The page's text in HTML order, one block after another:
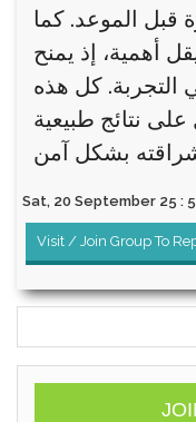
قبل الموعد. كما
أهمية، إذ يمنح
التجربة. كل هذه
نتائج طبيعية
Sat, 20 September 25 :
Visit / Join Group To